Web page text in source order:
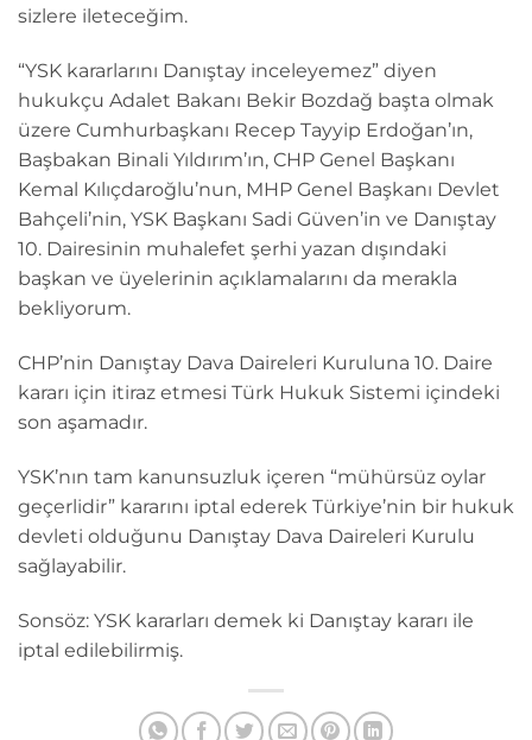
sizlere ileteceğim.
“YSK kararlarını Danıştay inceleyemez” diyen
hukukçu Adalet Bakanı Bekir Bozdağ başta olmak
üzere Cumhurbaşkanı Recep Tayyip Erdoğan’ın,
Başbakan Binali Yıldırım’ın, CHP Genel Başkanı
Kemal Kılıçdaroğlu’nun, MHP Genel Başkanı Devlet
Bahçeli’nin, YSK Başkanı Sadi Güven’in ve Danıştay
10. Dairesinin muhalefet şerhi yazan dışındaki
başkan ve üyelerinin açıklamalarını da merakla
bekliyorum.
CHP’nin Danıştay Dava Daireleri Kuruluna 10. Daire
kararı için itiraz etmesi Türk Hukuk Sistemi içindeki
son aşamadır.
YSK’nın tam kanunsuzluk içeren “mühürsüz oylar
geçerlidir” kararını iptal ederek Türkiye’nin bir hukuk
devleti olduğunu Danıştay Dava Daireleri Kurulu
sağlayabilir.
Sonsöz: YSK kararları demek ki Danıştay kararı ile
iptal edilebilirmiş.